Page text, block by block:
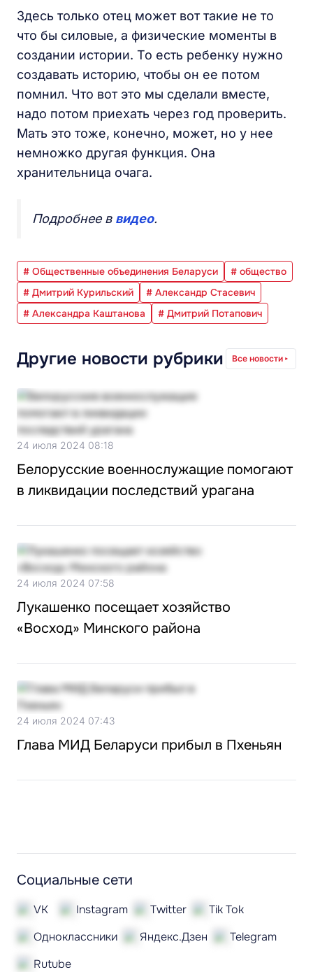
Здесь только отец может вот такие не то
что бы силовые, а физические моменты в
создании истории. То есть ребенку нужно
создавать историю, чтобы он ее потом
помнил. Что вот это мы сделали вместе,
надо потом приехать через год проверить.
Мать это тоже, конечно, может, но у нее
немножко другая функция. Она
хранительница очага.
Подробнее в видео.
# Общественные объединения Беларуси
# общество
# Дмитрий Курильский
# Александр Стасевич
# Александра Каштанова
# Дмитрий Потапович
Другие новости рубрики Все новости
24 июля 2024 08:18
Белорусские военнослужащие помогают
в ликвидации последствий урагана
24 июля 2024 07:58
Лукашенко посещает хозяйство
«Восход» Минского района
24 июля 2024 07:43
Глава МИД Беларуси прибыл в Пхеньян
Социальные сети
VK Instagram Twitter
Tik Tok
Одноклассники
Яндекс.Дзен
Telegram
Rutube